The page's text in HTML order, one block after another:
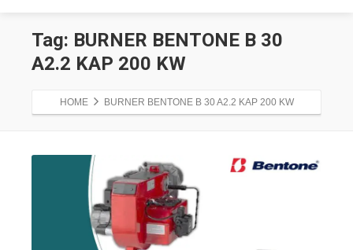
Tag: BURNER BENTONE B 30
A2.2 KAP 200 KW
HOME BURNER BENTONE B 30 A2.2 KAP 200 KW